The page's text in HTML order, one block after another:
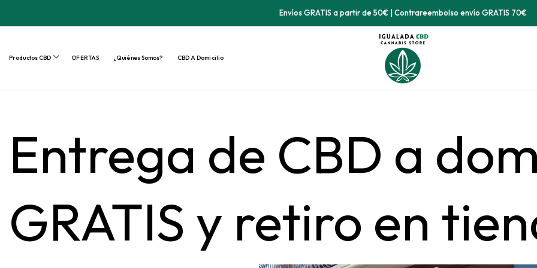
Envíos GRATIS a partir de 50€ | Contrareembolso envío GRATIS 70€
Productos CBD OFERTAS ¿Quiénes Somos? CBD A Domicilio
Entrega de CBD a
GRATIS y retiro en